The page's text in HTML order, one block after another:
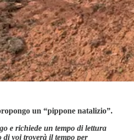
un “pippone natalizio”.
e richiede un tempo di lettura
voi troverà il tempo per